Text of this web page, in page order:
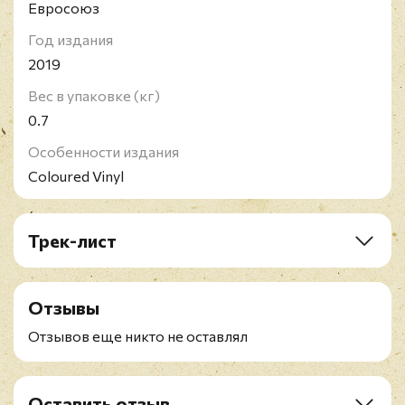
Евросоюз
Год издания
2019
Вес в упаковке (кг)
0.7
Особенности издания
Coloured Vinyl
Трек-лист
LP:
Apollonia 6 - 1984)
A2. Jungle Love (First Released by The Time: Ice
Cream Castle - 1984)
A3. Manic Monday (First Released by The Bangles:
Different Light - 1985)
Отзывы
Отзывов еще никто не оставлял